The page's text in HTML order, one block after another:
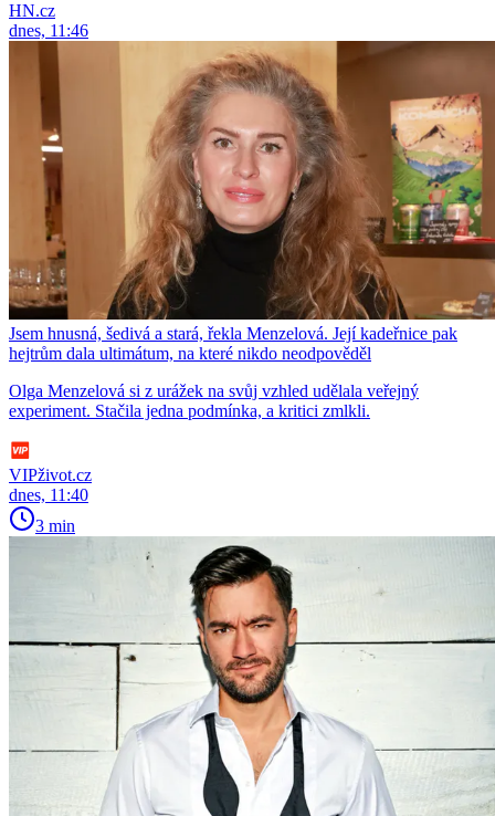
HN.cz
dnes, 11:46
Jsem hnusná, šedivá a stará, řekla Menzelová. Její kadeřnice pak
hejtrům dala ultimátum, na které nikdo neodpověděl
Olga Menzelová si z urážek na svůj vzhled udělala veřejný
experiment. Stačila jedna podmínka, a kritici zmlkli.
VIPživot.cz
dnes, 11:40
3 min